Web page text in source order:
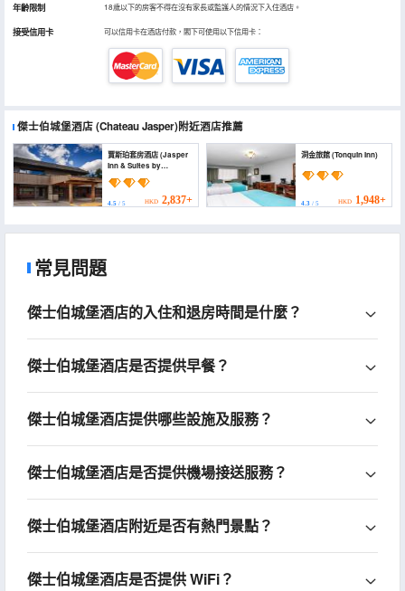
年齡限制 18歲以下的房客不得在沒有家長或監護人的情況下入住酒店。
接受信用卡 可以信用卡在酒店付款，閣下可使用以下信用卡：
傑士伯城堡酒店(Chateau Jasper)附近酒店推薦
賈斯珀套房酒店 (Jasper
Inn & Suites by
Innhotels)
4.5 / 5 HKD 2,837+
洞金旅館 (Tonquin Inn)
4.3/ 5 HKD 1,948+
常見問題
傑士伯城堡酒店的入住和退房時間是什麼？
傑士伯城堡酒店是否提供早餐？
傑士伯城堡酒店提供哪些設施及服務？
傑士伯城堡酒店是否提供機場接送服務？
傑士伯城堡酒店附近是否有熱門景點？
傑士伯城堡酒店是否提供 WiFi？